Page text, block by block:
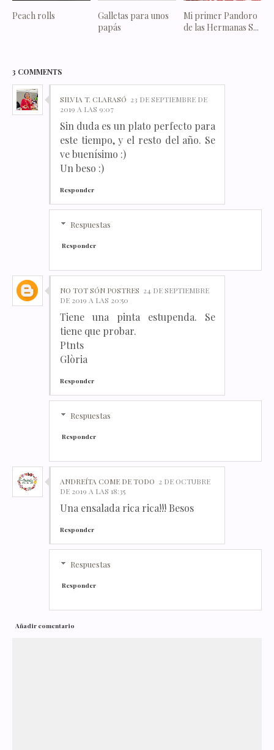
Peach rolls
Galletas para unos
papás
Mi primer Pandoro
de las Hermanas S...
3 COMMENTS
SILVIA T. CLARASÓ 23 DE SEPTIEMBRE DE
2019 A LAS 9:07
Sin duda es un plato perfecto para
este tiempo, y el resto del año. Se
ve buenísimo :)
Un beso :)
Responder
Respuestas
Responder
NO TOT SÓN POSTRES 24 DE SEPTIEMBRE
DE 2019 A LAS 20:50
Tiene una pinta estupenda. Se
tiene que probar.
Ptnts
Glòria
Responder
Respuestas
Responder
ANDREÍTA COME DE TODO 2 DE OCTUBRE
DE 2019 A LAS 18:35
Una ensalada rica rica!!! Besos
Responder
Respuestas
Responder
Añadir comentario